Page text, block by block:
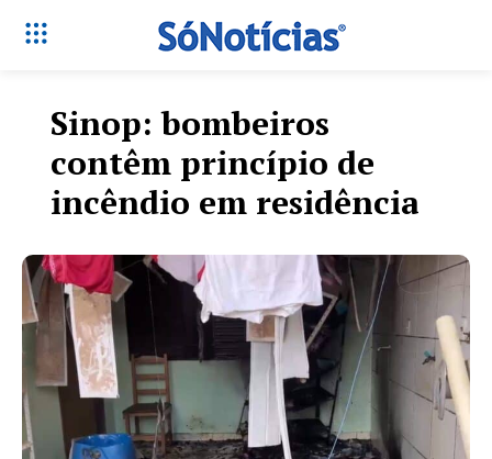
Sinop: bombeiros
contêm princípio de
incêndio em residência